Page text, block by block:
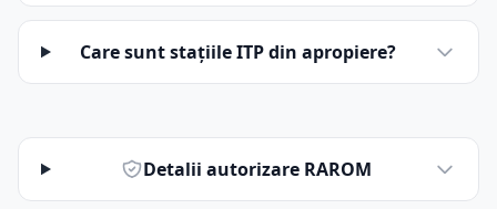
Care sunt stațiile ITP din apropiere?
Detalii autorizare RAROM